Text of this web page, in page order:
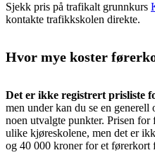
Sjekk pris på trafikalt grunnkurs
kontakte trafikkskolen direkte.
Hvor mye koster
Det er ikke registrert prisliste
men under kan du se en
noen utvalgte punkter. Prisen
ulike kjøreskolene, men det er
og 40 000 kroner for et førerkort